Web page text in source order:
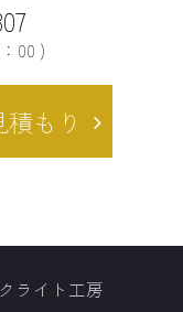
00 )
もり
ライト工房